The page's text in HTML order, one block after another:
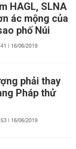
HAGL, SLNA
ác mộng của
phố Núi
| 16/06/2019
phải thay
Pháp thử
| 16/06/2019